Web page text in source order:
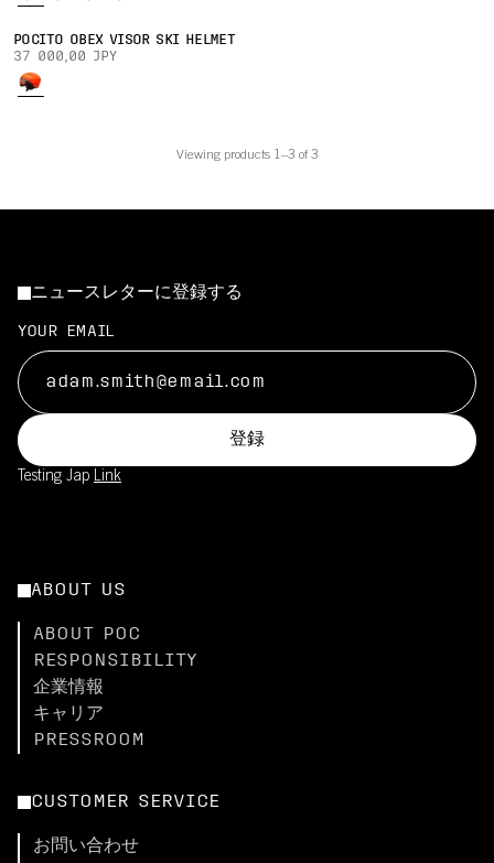
POCITO OBEX VISOR SKI HELMET
37 000,00 JPY
Viewing products 1–3 of 3
ニュースレターに登録する
YOUR EMAIL
登録
Testing Jap Link
ABOUT US
ABOUT POC
RESPONSIBILITY
企業情報
キャリア
PRESSROOM
CUSTOMER SERVICE
お問い合わせ